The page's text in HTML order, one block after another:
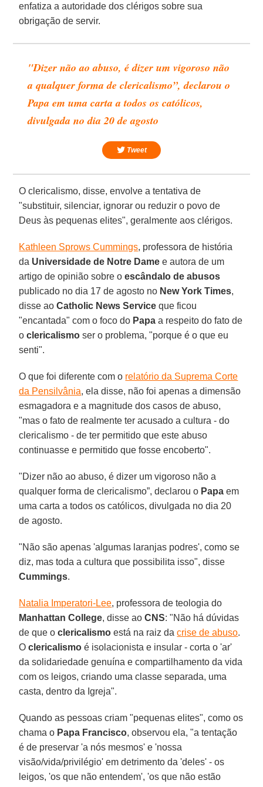
enfatiza a autoridade dos clérigos sobre sua
obrigação de servir.
"Dizer não ao abuso, é dizer um vigoroso não
a qualquer forma declericalismo”, declarou o
Papa em uma carta a todos os católicos,
divulgada no dia 20 de agosto
Tweet
O clericalismo, disse, envolve a tentativa de
"substituir, silenciar, ignorar ou reduzir o povo de
Deus às pequenas elites", geralmente aos clérigos.
Kathleen Sprows Cummings, professora de história
da Universidade de Notre Dame e autora de um
artigo de opinião sobre oescândalo de abusos
publicado no dia 17 de agosto no New York Times,
disse aoCatholic News Service que ficou
"encantada" com o foco do Papa a respeito do fato de
oclericalismo ser o problema, "porque é o que eu
senti".
O que foi diferente com o relatório da Suprema Corte
da Pensilvânia, ela disse, não foi apenas a dimensão
esmagadora e a magnitude dos casos de abuso,
"mas o fato de realmente ter acusado a cultura - do
clericalismo - de ter permitido que este abuso
continuasse e permitido que fosse encoberto".
"Dizer não ao abuso, é dizer um vigoroso não a
qualquer forma de clericalismo”, declarou o Papa em
uma carta a todos os católicos, divulgada no dia 20
de agosto.
"Não são apenas 'algumas laranjas podres', como se
diz, mas toda a cultura que possibilita isso", disse
Cummings.
Natalia Imperatori-Lee, professora de teologia do
Manhattan College, disse aoCNS: "Não há dúvidas
de que oclericalismo está na raiz dacrise de abuso.
Oclericalismo é isolacionista e insular - corta o 'ar'
da solidariedade genuína e compartilhamento da vida
com os leigos, criando uma classe separada, uma
casta, dentro da Igreja".
Quando as pessoas criam "pequenas elites", como os
chama o Papa Francisco, observou ela, "a tentação
é de preservar 'a nós mesmos' e 'nossa
visão/vida/privilégio' em detrimento da 'deles' - os
leigos, 'os que não entendem', 'os que não estão